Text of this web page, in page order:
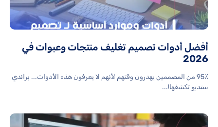
أفضل أدوات تصميم تغليف منتجات وعبوات في
2026
95٪ من المصممين يهدرون وقتهم لأنهم لا يعرفون هذه الأدوات... براندي
ستديو تكشفها!...